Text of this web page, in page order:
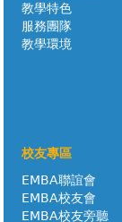
教學特色
服務團隊
教學環境
校友專區
EMBA聯誼會
EMBA校友會
EMBA校友旁聽